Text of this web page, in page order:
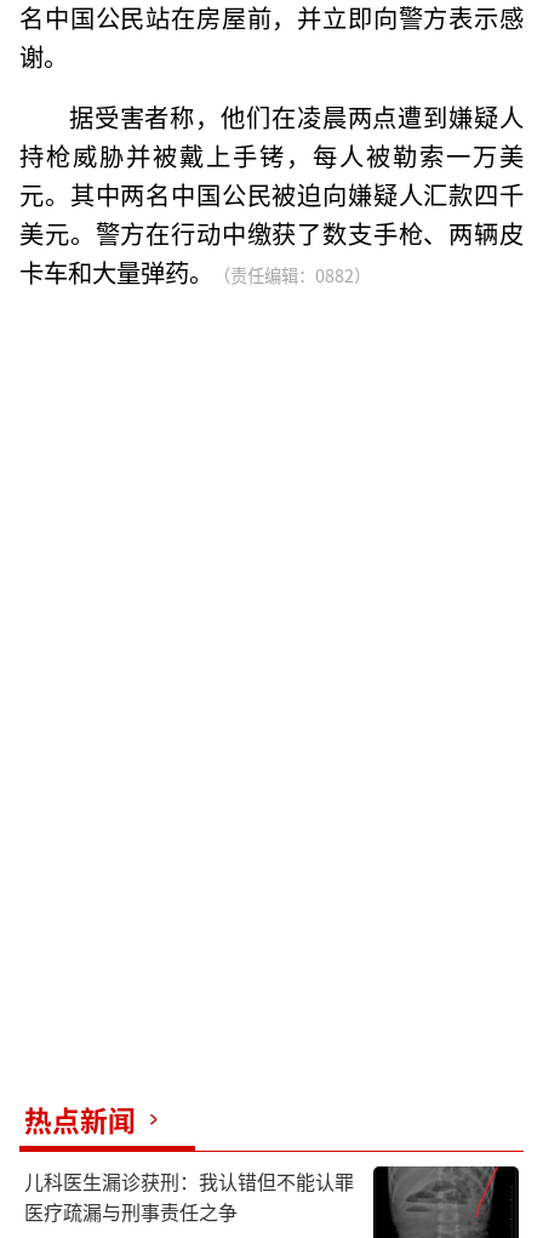
名中国公民站在房屋前，并立即向警方表示感
谢。
据受害者称，他们在凌晨两点遭到嫌疑人
持枪威胁并被戴上手铐，每人被勒索一万美
元。其中两名中国公民被迫向嫌疑人汇款四千
美元。警方在行动中缴获了数支手枪、两辆皮
卡车和大量弹药。
（责任编辑：0882）
热点新闻
儿科医生漏诊获刑：我认错但不能认罪
医疗疏漏与刑事责任之争